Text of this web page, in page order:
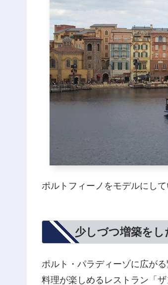
ポルトフィーノをモデルにし
少しづつ増築をし
ポルト・パラディーゾに広が
料理が楽しめるレストラン「